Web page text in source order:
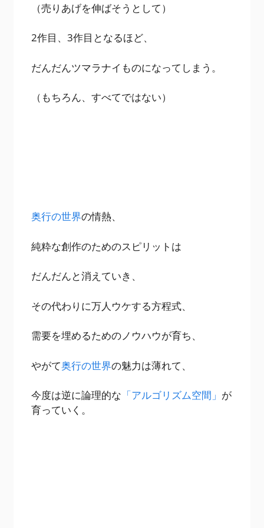
（売りあげを伸ばそうとして）
2作目、3作目となるほど、
だんだんツマラナイものになってしまう。
（もちろん、すべてではない）
奥行の世界の情熱、
純粋な創作のためのスピリットは
だんだんと消えていき、
その代わりに万人ウケする方程式、
需要を埋めるためのノウハウが育ち、
やがて奥行の世界の魅力は薄れて、
今度は逆に論理的な 「アルゴリズム空間」 が
育っていく。